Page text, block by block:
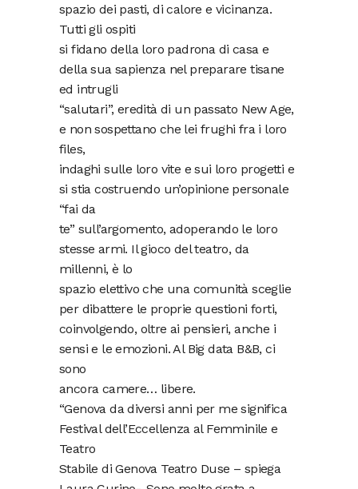
spazio dei pasti, di calore e vicinanza.
Tutti gli ospiti
si fidano della loro padrona di casa e
della sua sapienza nel preparare tisane
ed intrugli
“salutari”, eredità di un passato New Age,
e non sospettano che lei frughi fra i loro
files,
indaghi sulle loro vite e sui loro progetti e
si stia costruendo un’opinione personale
“fai da
te” sull’argomento, adoperando le loro
stesse armi. Il gioco del teatro, da
millenni, è lo
spazio elettivo che una comunità sceglie
per dibattere le proprie questioni forti,
coinvolgendo, oltre ai pensieri, anche i
sensi e le emozioni. Al Big data B&B, ci
sono
ancora camere… libere.
“Genova da diversi anni per me significa
Festival dell’Eccellenza al Femminile e
Teatro
Stabile di Genova Teatro Duse – spiega